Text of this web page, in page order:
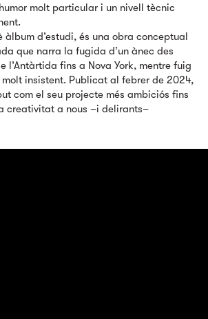
molt particular i un nivell tècnic
àlbum d’estudi, és una obra conceptual
que narra la fugida d’un ànec des
l’Antàrtida fins a Nova York, mentre fuig
insistent. Publicat al febrer de 2024,
com el seu projecte més ambiciós fins
creativitat a nous –i delirants–